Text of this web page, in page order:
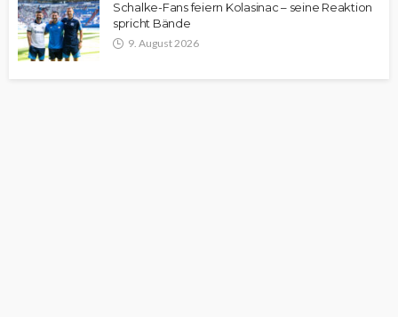
Schalke-Fans feiern Kolasinac – seine Reaktion
spricht Bände
9. August 2026